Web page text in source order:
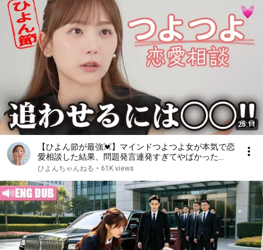
25:11
【ひよん節が最強💓】マインドつよつよ女が本気で恋
愛相談した結果、問題発言連発すぎてやばかった
ww【好きな人に追われたい/曖昧な態度をとる先輩
ひよんちゃんねる • 61K views